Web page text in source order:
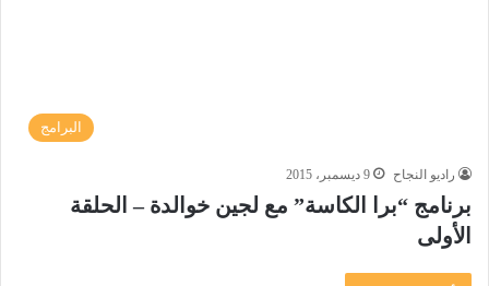
البرامج
راديو النجاح 9 ديسمبر، 2015
برنامج “برا الكاسة” مع لجين خوالدة – الحلقة
الأولى